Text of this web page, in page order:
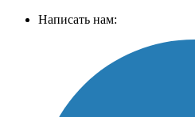
Написать нам: